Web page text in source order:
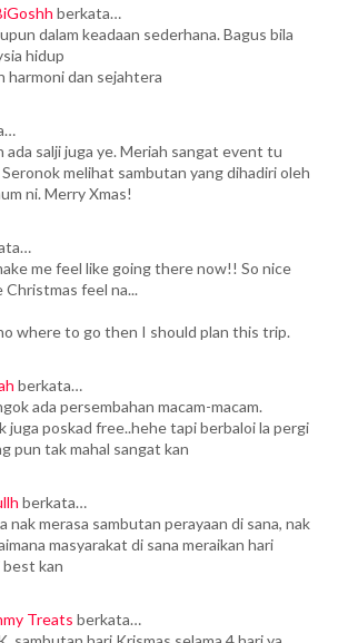
berkata…
dalam keadaan sederhana. Bagus bila
hidup
harmoni dan sejahtera
ada salji juga ye. Meriah sangat event tu
melihat sambutan yang dihadiri oleh
ni. Merry Xmas!
me feel like going there now!! So nice
Christmas feel na...
where to go then I should plan this trip.
berkata…
ada persembahan macam-macam.
juga poskad free..hehe tapi berbaloi la pergi
pun tak mahal sangat kan
berkata…
nak merasa sambutan perayaan di sana, nak
masyarakat di sana meraikan hari
kan
Treats berkata…